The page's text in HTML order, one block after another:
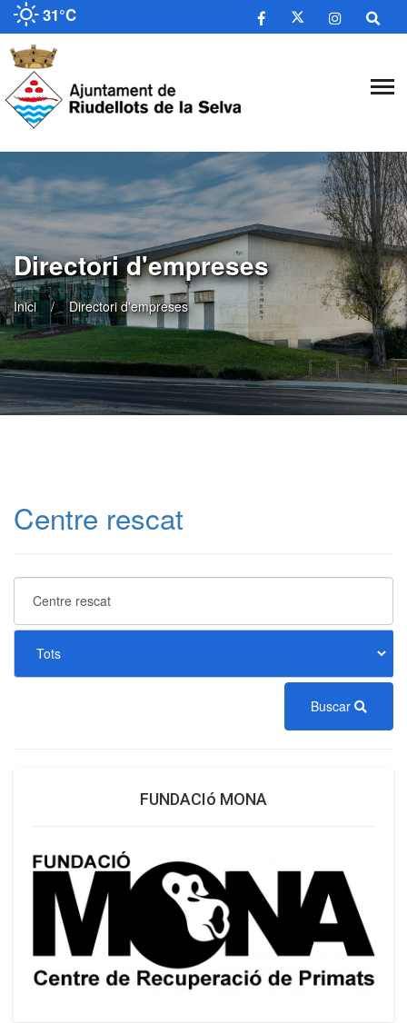
31°C
Directori d'empreses
Inici Directori d'empreses
Centre rescat
Buscar
FUNDACIó MONA